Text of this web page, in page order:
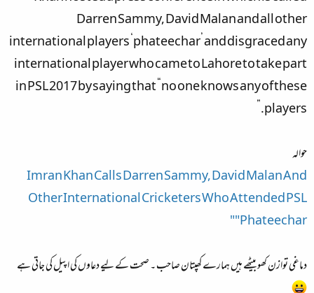
Darren Sammy, David Malan and all other
international players ‘phateechar’ and disgraced any
international player who came to Lahore to take part
in PSL 2017 by saying that “no one knows any of these
players.”
حوالہ
Imran Khan Calls Darren Sammy, David Malan And
Other International Cricketers Who Attended PSL
"Phateechar"
دماغی توازن کھو بیٹھے ہیں ہمارے کھپتان صاحب ۔ صحت کے لیے دعاوں کی اپیل کی جاتی ہے